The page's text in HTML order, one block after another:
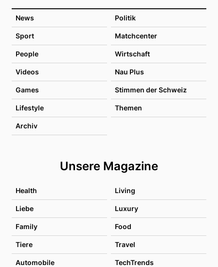
News Politik
Sport Matchcenter
People Wirtschaft
Videos Nau Plus
Games Stimmen der Schweiz
Lifestyle Themen
Archiv
Unsere Magazine
Health Living
Liebe Luxury
Family Food
Tiere Travel
Automobile TechTrends